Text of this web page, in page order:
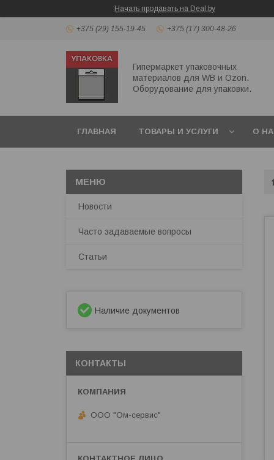
Начать продавать на Deal.by
+375 (29) 155-19-45 +375 (17) 300-48-26
Гипермаркет упаковочных
материалов для WB и Ozon.
Оборудование для упаковки.
ГЛАВНАЯ ТОВАРЫ И УСЛУГИ О
Новости
Часто задаваемые вопросы
Статьи
Наличие документов
КОНТАКТЫ
ООО "Ом-сервис"